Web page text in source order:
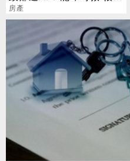
人不知道
房產